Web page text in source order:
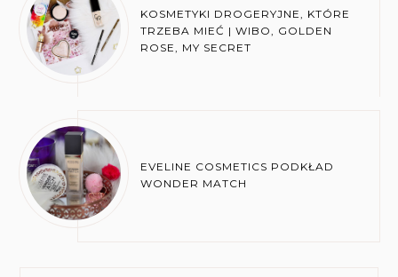
KOSMETYKI DROGERYJNE, KTÓRE
TRZEBA MIEĆ | WIBO, GOLDEN
ROSE, MY SECRET
EVELINE COSMETICS PODKŁAD
WONDER MATCH